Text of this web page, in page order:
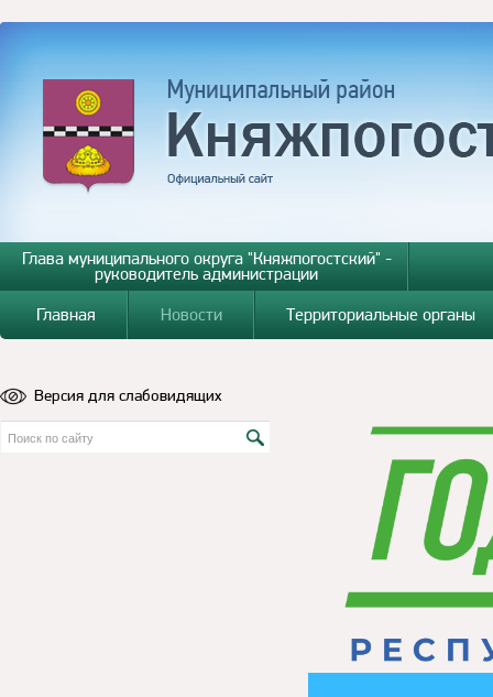
Глава муниципального округа "Княжпогостский" -
руководитель администрации
Главная
Новости Территориальные органы
Версия для слабовидящих